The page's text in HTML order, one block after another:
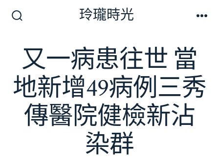
切
換
開
關
玲瓏時光
又一病患往世 當
地新增49病例三秀
傳醫院健檢新沾
染群